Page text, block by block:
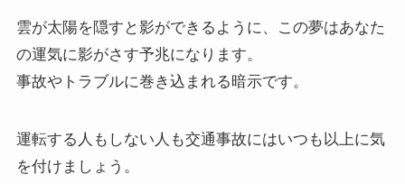
雲が太陽を隠すと影ができるように、この夢はあなた
の運気に影がさす予兆になります。
事故やトラブルに巻き込まれる暗示です。
運転する人もしない人も交通事故にはいつも以上に気
を付けましょう。